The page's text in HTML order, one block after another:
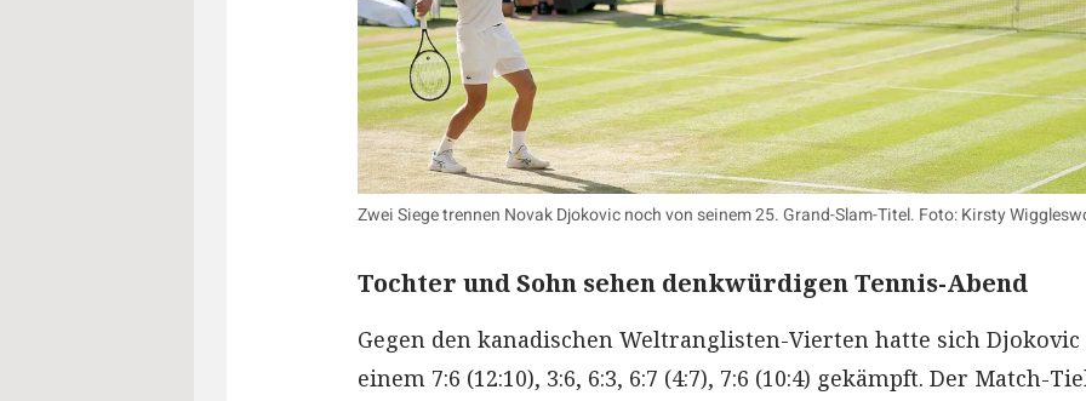
Zwei Siege trennen Novak Djokovic noch von seinem 25. Grand-Slam-Titel. Foto: Kirsty
Tochter und Sohn sehen denkwürdigen Tennis-Abend
Gegen den kanadischen Weltranglisten-Vierten hatte sich Djokovic
einem 7:6 (12:10), 3:6, 6:3, 6:7 (4:7), 7:6 (10:4) gekämpft. Der Match-